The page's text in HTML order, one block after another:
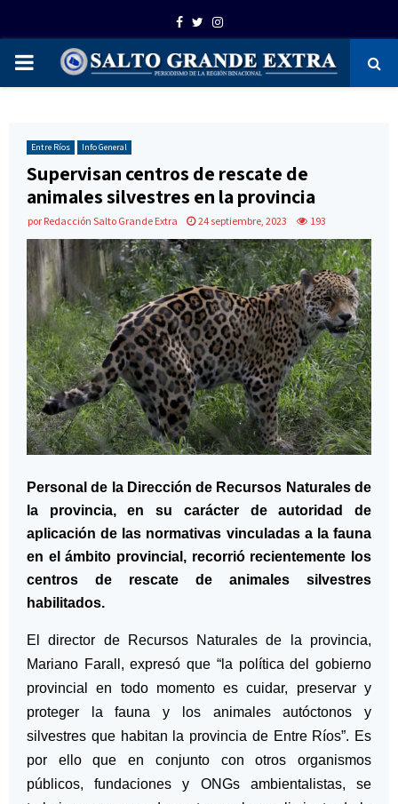
Facebook
TwitterInstagram
PRIMARY
Entre Ríos Info General
Supervisan centros de rescate de
animales silvestres en la provincia
por Redacción Salto Grande Extra 24 septiembre, 2023 193
Personal de la Dirección de Recursos Naturales de
la provincia, en su carácter de autoridad de
aplicación de las normativas vinculadas a la fauna
en el ámbito provincial, recorrió recientemente los
centros de rescate de animales silvestres
habilitados.
El director de Recursos Naturales de la provincia,
Mariano Farall, expresó que “la política del gobierno
provincial en todo momento es cuidar, preservar y
proteger la fauna y los animales autóctonos y
silvestres que habitan la provincia de Entre Ríos”. Es
por ello que en conjunto con otros organismos
públicos, fundaciones y ONGs ambientalistas, se